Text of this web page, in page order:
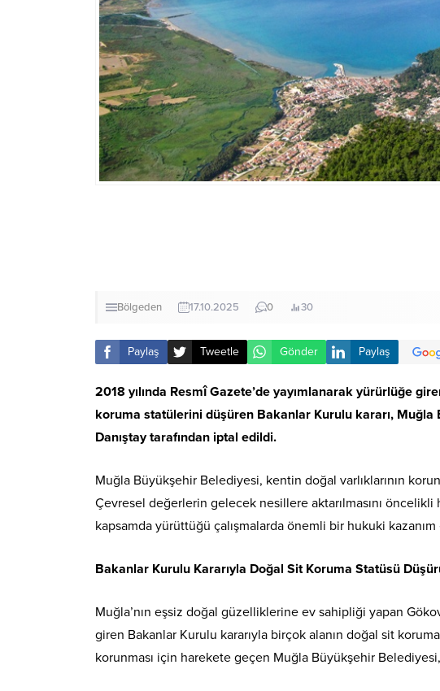
Bölgeden 17.10.2025 0 30
Paylaş Tweetle Gönder Paylaş
2018 yılında Resmî Gazete’de yayımlanarak yürürlüğe
koruma statülerini düşüren Bakanlar Kurulu kararı, Muğla
Danıştay tarafından iptal edildi.
Muğla Büyükşehir Belediyesi, kentin doğal varlıklarının
Çevresel değerlerin gelecek nesillere aktarılmasını
kapsamda yürüttüğü çalışmalarda önemli bir hukuki
Bakanlar Kurulu Kararıyla Doğal Sit Koruma Statüsü
Muğla’nın eşsiz doğal güzelliklerine ev sahipliği yapan
giren Bakanlar Kurulu kararıyla birçok alanın doğal sit
korunması için harekete geçen Muğla Büyükşehir